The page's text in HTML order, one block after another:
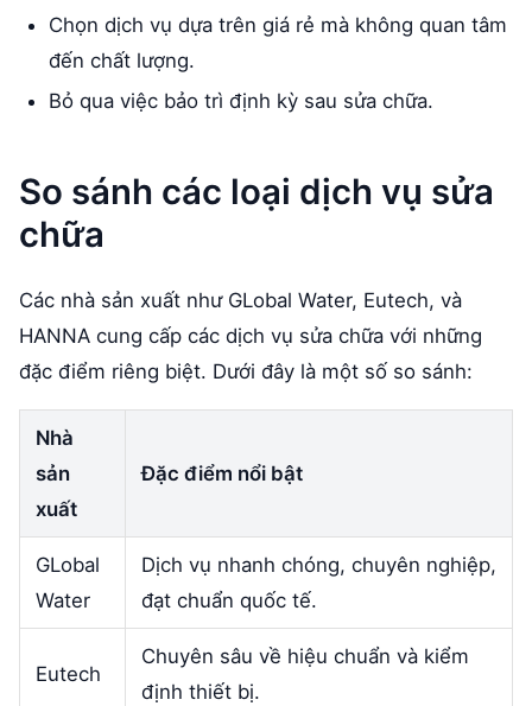
Chọn dịch vụ dựa trên giá rẻ mà không quan tâm
đến chất lượng.
Bỏ qua việc bảo trì định kỳ sau sửa chữa.
So sánh các loại dịch vụ sửa
chữa
Các nhà sản xuất như GLobal Water, Eutech, và
HANNA cung cấp các dịch vụ sửa chữa với những
đặc điểm riêng biệt. Dưới đây là một số so sánh:
Nhà
sản
xuất
Đặc điểm nổi bật
GLobal
Water
Dịch vụ nhanh chóng, chuyên nghiệp,
đạt chuẩn quốc tế.
Eutech
Chuyên sâu về hiệu chuẩn và kiểm
định thiết bị.